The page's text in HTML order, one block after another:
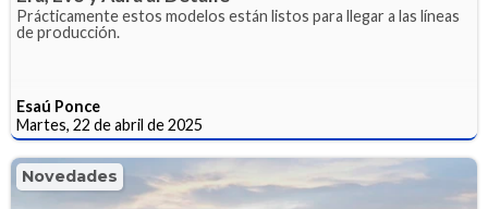
Prácticamente estos modelos están listos para llegar a las líneas
de producción.
Esaú Ponce
Martes, 22 de abril de 2025
Novedades